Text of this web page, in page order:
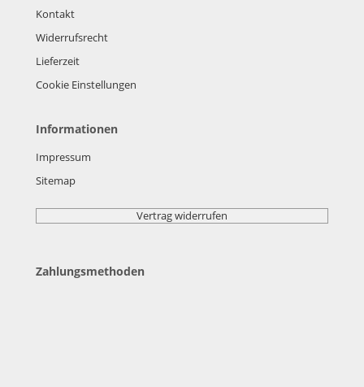
Kontakt
Widerrufsrecht
Lieferzeit
Cookie Einstellungen
Informationen
Impressum
Sitemap
Vertrag widerrufen
Zahlungsmethoden